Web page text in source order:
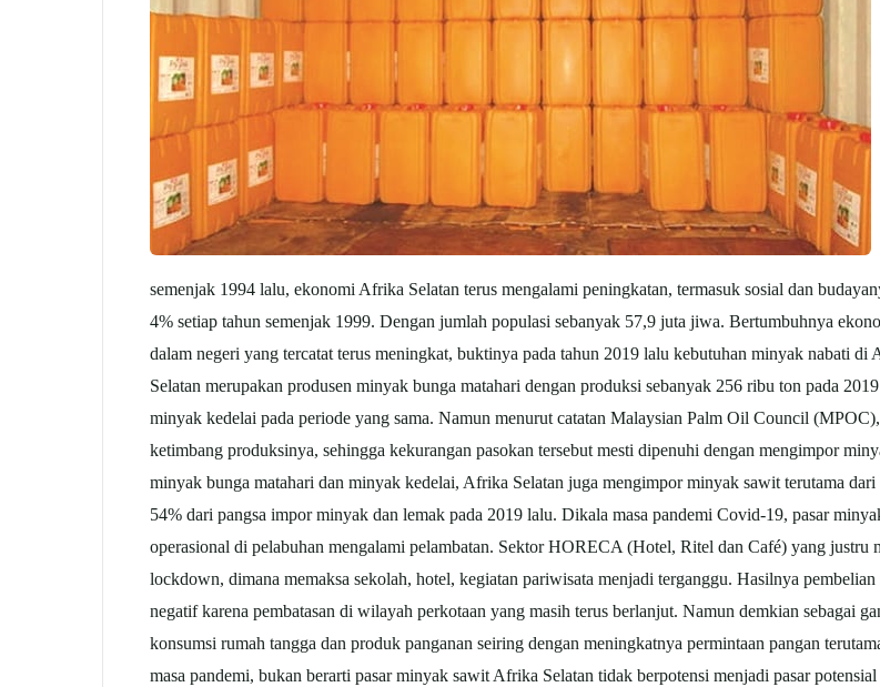
semenjak 1994 lalu, ekonomi Afrika Selatan terus mengalami peningkatan, termasuk sosial dan
4% setiap tahun semenjak 1999. Dengan jumlah populasi sebanyak 57,9 juta jiwa. Bertumbuhnya
dalam negeri yang tercatat terus meningkat, buktinya pada tahun 2019 lalu kebutuhan minyak nabati
Selatan merupakan produsen minyak bunga matahari dengan produksi sebanyak 256 ribu ton pada
minyak kedelai pada periode yang sama. Namun menurut catatan Malaysian Palm Oil Council
ketimbang produksinya, sehingga kekurangan pasokan tersebut mesti dipenuhi dengan mengimpor
minyak bunga matahari dan minyak kedelai, Afrika Selatan juga mengimpor minyak sawit terutama
54% dari pangsa impor minyak dan lemak pada 2019 lalu. Dikala masa pandemi Covid-19, pasar
operasional di pelabuhan mengalami pelambatan. Sektor HORECA (Hotel, Ritel dan Café) yang justru
lockdown, dimana memaksa sekolah, hotel, kegiatan pariwisata menjadi terganggu. Hasilnya
negatif karena pembatasan di wilayah perkotaan yang masih terus berlanjut. Namun demkian sebagai
konsumsi rumah tangga dan produk panganan seiring dengan meningkatnya permintaan pangan
masa pandemi, bukan berarti pasar minyak sawit Afrika Selatan tidak berpotensi menjadi pasar